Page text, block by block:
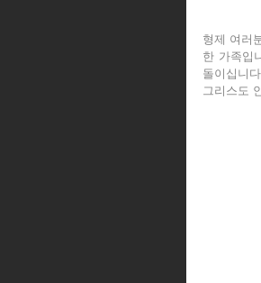
형제 여러
한 가족입
돌이십니
그리스도